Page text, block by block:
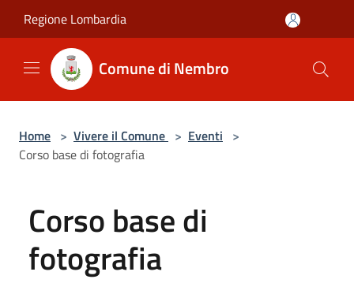
Regione Lombardia
Comune di Nembro
Home > Vivere il Comune > Eventi >
Corso base di fotografia
Corso base di
fotografia